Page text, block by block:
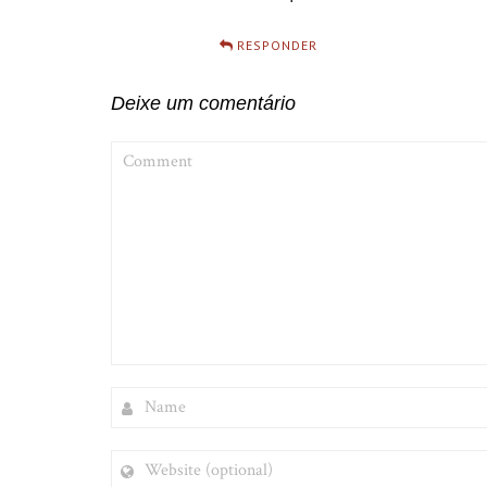
RESPONDER
Deixe um comentário
(OPTIONAL)